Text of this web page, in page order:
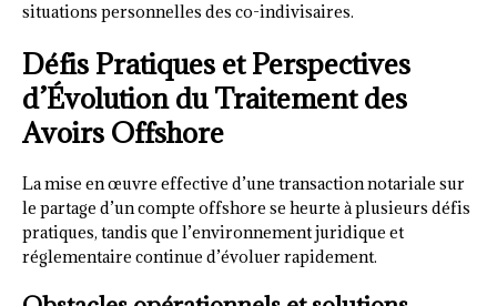
situations personnelles des co-indivisaires.
Défis Pratiques et Perspectives
d’Évolution du Traitement des
Avoirs Offshore
La mise en œuvre effective d’une transaction notariale sur
le partage d’un compte offshore se heurte à plusieurs défis
pratiques, tandis que l’environnement juridique et
réglementaire continue d’évoluer rapidement.